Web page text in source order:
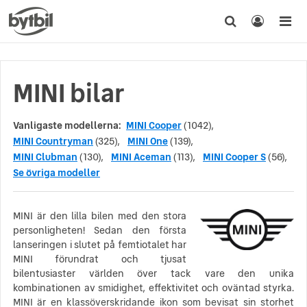
MINI bilar
Vanligaste modellerna: MINI Cooper(1042),
MINI Countryman (325), MINI One(139),
MINI Clubman (130), MINI Aceman (113), MINI Cooper S(56),
Se övriga modeller
MINI är den lilla bilen med den stora
personligheten! Sedan den första
lanseringen i slutet på femtiotalet har
MINI förundrat och tjusat
bilentusiaster världen över tack vare den unika
kombinationen av smidighet, effektivitet och oväntad styrka.
MINI är en klassöverskridande ikon som bevisat sin storhet